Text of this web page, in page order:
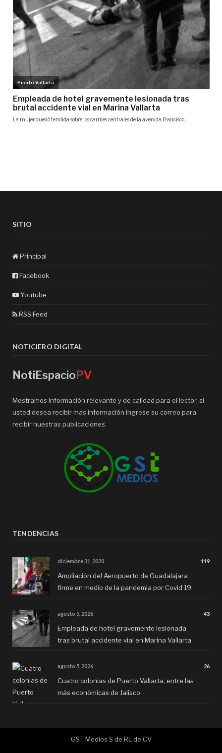
SITIO
Principal
Facebook
Youtube
RSS Feed
NOTICIERO DIGITAL
NotiEspacioPV
Mostramos información relevante y de calidad para el lector, si
usted desea recibir mas información ingrese su correo para
recibir nuestras publicaciones.
TENDENCIAS
diciembre 31, 2020 119
Ampliación del Aeropuerto de Guadalajara
firme en medio de la pandemia por Covid 19
agosto 5, 2026 43
Empleada de hotel gravemente lesionada
tras brutal accidente vial en Marina Vallarta
agosto 5, 2026 26
Cuatro colonias de Puerto Vallarta, entre las
más económicas de Jalisco
GST Medios S de RL de CV